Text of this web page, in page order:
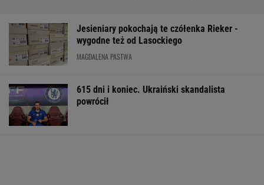
Jesieniary pokochają te czółenka Rieker -
wygodne też od Lasockiego
MAGDALENA PASTWA
615 dni i koniec. Ukraiński skandalista
powrócił